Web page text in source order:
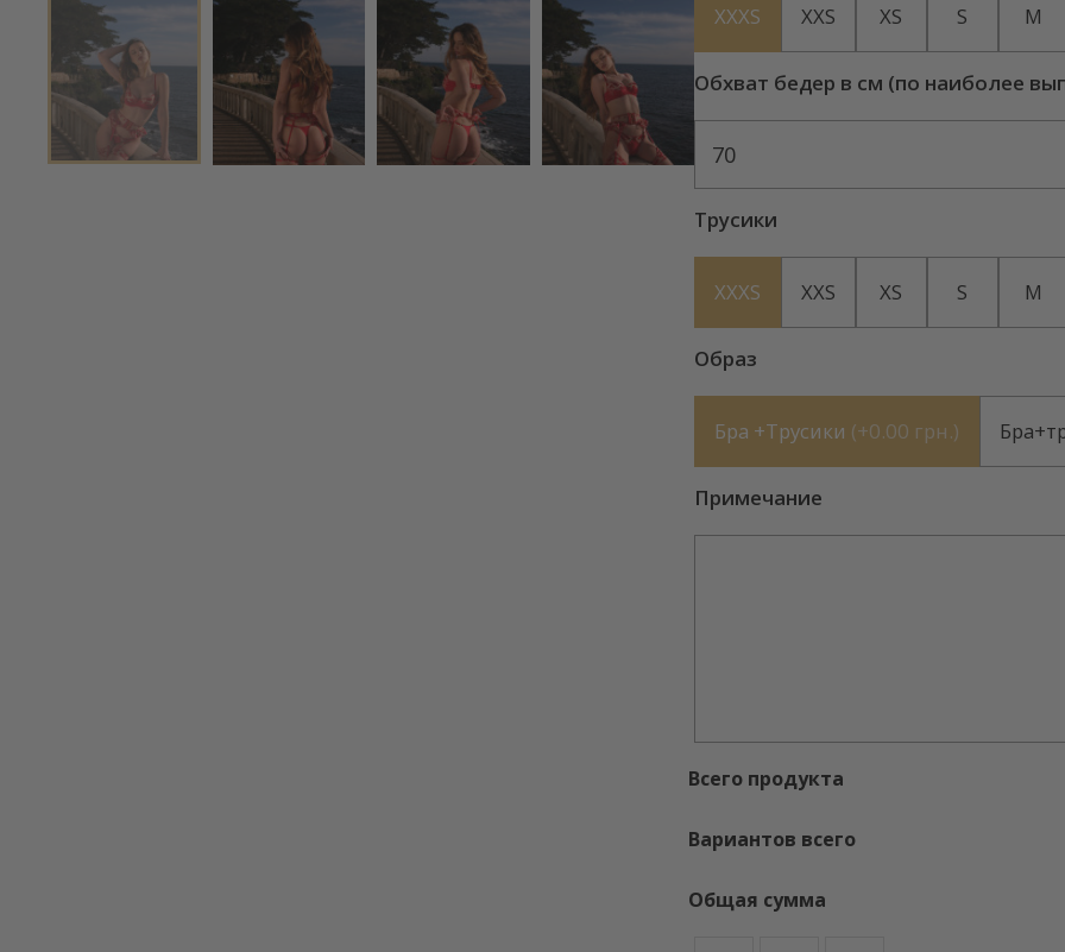
XXXS XXS XS S M
Обхват бедер в см (по наиболее
70
Трусики
XXXS XXS XS S M
Образ
Бра +Трусики (+0.00 грн.)
Примечание
Всего продукта
Вариантов всего
Общая сумма